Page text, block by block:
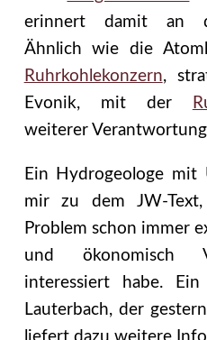
erinnert damit an
Ähnlich wie die
Ruhrkohlekonzern,
Evonik, mit der
weiterer
Ein Hydrogeologe mit
mir zu dem JW-Text,
Problem schon immer
und ökonomisch
interessiert habe.
Lauterbach, der